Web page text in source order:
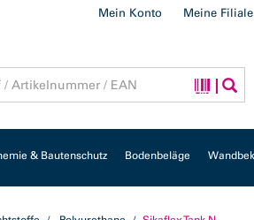
Mein Konto Meine Filiale
& Bautenschutz Bodenbeläge